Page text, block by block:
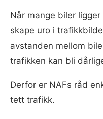
Når mange biler
skape uro i
avstanden mellom
trafikken kan bli
Derfor er NAFs råd
tett trafikk.